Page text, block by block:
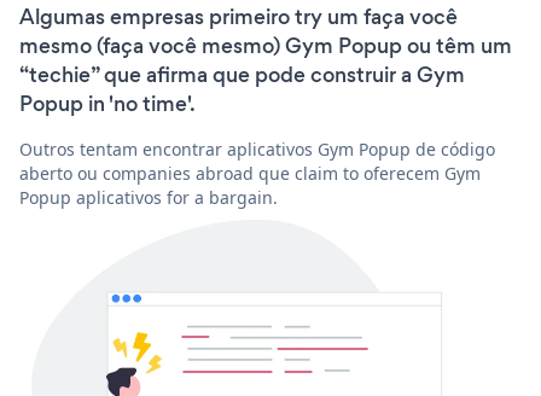
Algumas empresas primeiro try um faça você
mesmo (faça você mesmo) Gym Popup ou têm um
“techie” que afirma que pode construir a Gym
Popup in 'no time'.
Outros tentam encontrar aplicativos Gym Popup de código
aberto ou companies abroad que claim to oferecem Gym
Popup aplicativos for a bargain.